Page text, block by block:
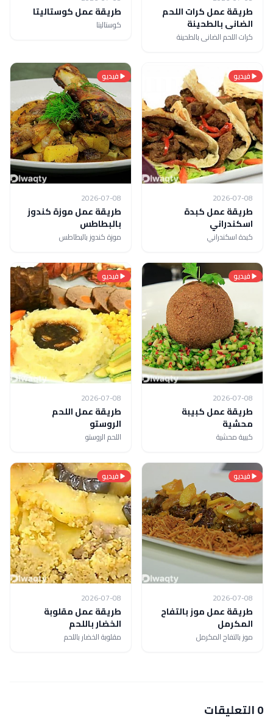
طريقة عمل كرات اللحم
الضانى بالطحينة
كرات اللحم الضانى بالطحينة
طريقة عمل كوستاليتا
كوستاليتا
فيديو
2026-07-08
طريقة عمل كبدة
اسكندراني
كبدة اسكندراني
فيديو
2026-07-08
طريقة عمل موزة كندوز
بالبطاطس
موزة كندوز بالبطاطس
فيديو
2026-07-08
طريقة عمل كبيبة
محشية
كبيبة محشية
فيديو
2026-07-08
طريقة عمل اللحم
الروستو
اللحم الروستو
فيديو
2026-07-08
طريقة عمل موز بالتفاح
المكرمل
موز بالتفاح المكرمل
فيديو
2026-07-08
طريقة عمل مقلوبة
الخضار باللحم
مقلوبة الخضار باللحم
0 التعليقات